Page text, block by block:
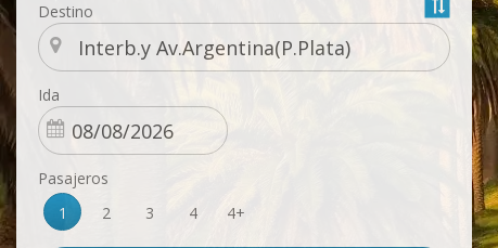
Destino
Ida
Pasajeros
1
2 3 4 4+